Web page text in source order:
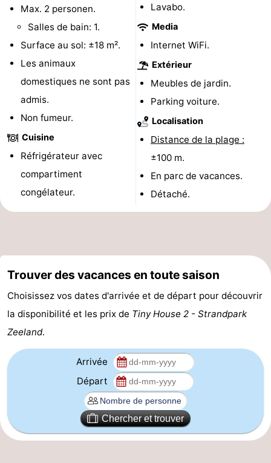
Points
de
vue
Attractions
-
Terrains
jeux
Aires
jeux
intérieures
Bowling
Centres
bien-
Villages
Nature
Faire
vélo
-
Équitation
-
de
Peche
-
Max. 2 personen.
Salles de bain: 1.
Surface au sol: ±18 m².
Les animaux
domestiques ne sont pas
admis.
Non fumeur.
Cuisine
Réfrigérateur avec
compartiment
congélateur.
Lavabo.
Media
Internet WiFi.
Extérieur
Meubles de jardin.
Parking voiture.
Localisation
Distance de la plage :
±100 m.
En parc de vacances.
Détaché.
Trouver des vacances en toute saison
Choisissez vos dates d'arrivée et de départ pour découvrir
la disponibilité et les prix de Tiny House 2 - Strandpark
Zeeland.
Arrivée
Départ
Chercher et trouver